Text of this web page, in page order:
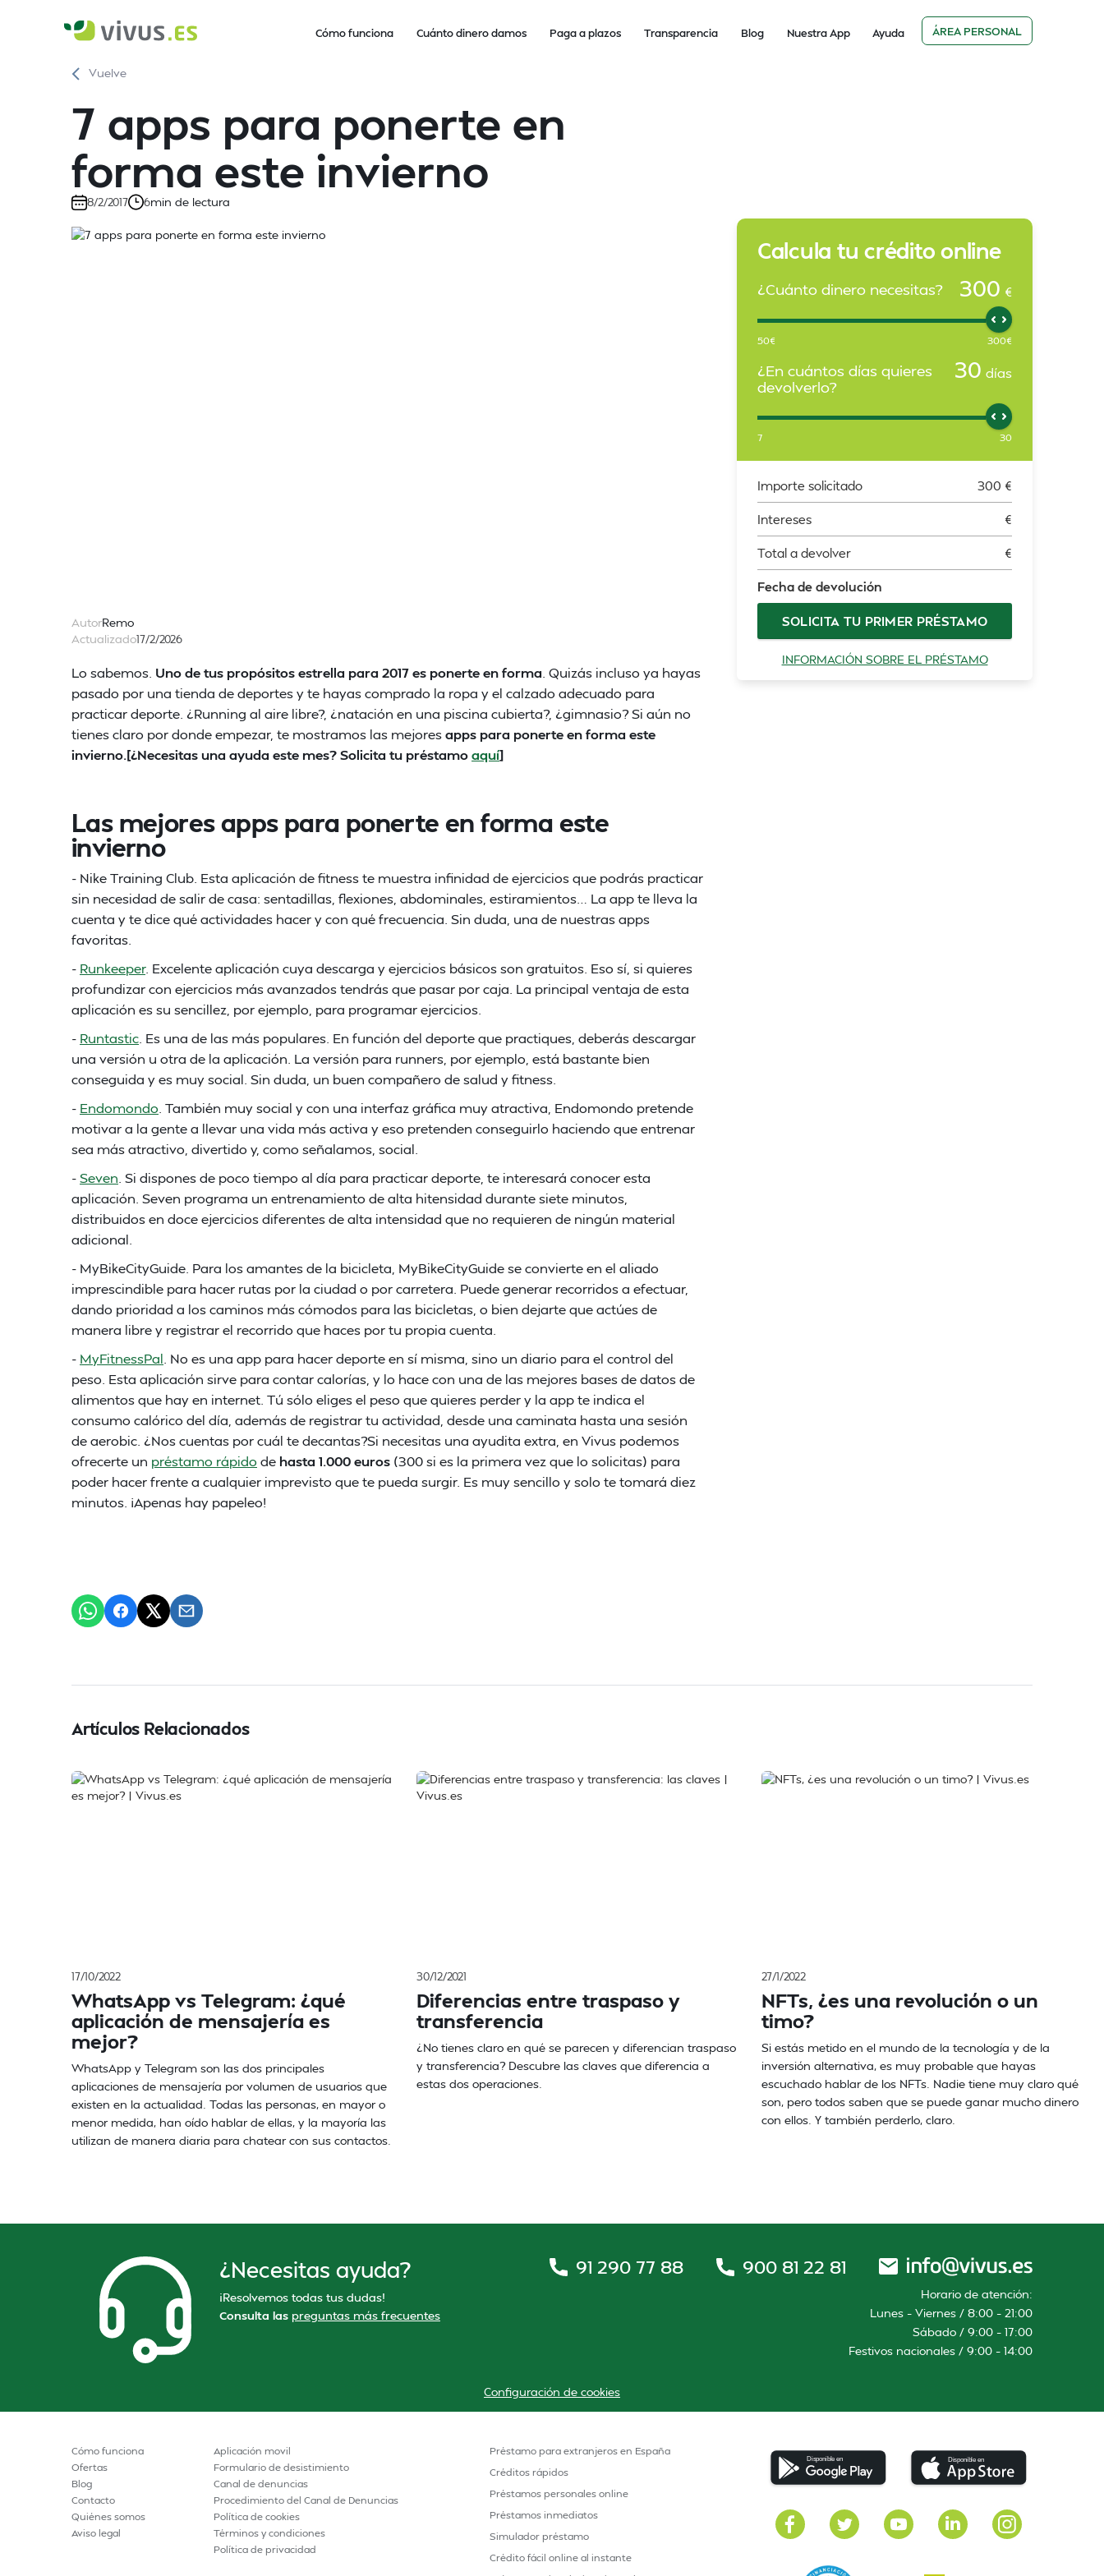
Cómo funciona Cuánto dinero damos Paga a plazos Transparencia Blog Nuestra App Ayuda ÁREA PERSONAL
Vuelve
7 apps para ponerte en
forma este invierno
8/2/2017 6min de lectura
AutorRemo
Actualizado17/2/2026
Lo sabemos. Uno de tus propósitos estrella para 2017 es ponerte en forma . Quizás incluso ya hayas
pasado por una tienda de deportes y te hayas comprado la ropa y el calzado adecuado para
practicar deporte. ¿Running al aire libre?, ¿natación en una piscina cubierta?, ¿gimnasio? Si aún no
tienes claro por donde empezar, te mostramos las mejoresapps para ponerte en forma este
invierno.[¿Necesitas una ayuda este mes? Solicita tu préstamoaquí]
Las mejores apps para ponerte en forma este
invierno
- Nike Training Club. Esta aplicación de fitness te muestra infinidad de ejercicios que podrás practicar
sin necesidad de salir de casa: sentadillas, flexiones, abdominales, estiramientos… La app te lleva la
cuenta y te dice qué actividades hacer y con qué frecuencia. Sin duda, una de nuestras apps
favoritas.
- Runkeeper. Excelente aplicación cuya descarga y ejercicios básicos son gratuitos. Eso sí, si quieres
profundizar con ejercicios más avanzados tendrás que pasar por caja. La principal ventaja de esta
aplicación es su sencillez, por ejemplo, para programar ejercicios.
- Runtastic . Es una de las más populares. En función del deporte que practiques, deberás descargar
una versión u otra de la aplicación. La versión para runners, por ejemplo, está bastante bien
conseguida y es muy social. Sin duda, un buen compañero de salud y fitness.
- Endomondo . También muy social y con una interfaz gráfica muy atractiva, Endomondo pretende
motivar a la gente a llevar una vida más activa y eso pretenden conseguirlo haciendo que entrenar
sea más atractivo, divertido y, como señalamos, social.
-Seven . Si dispones de poco tiempo al día para practicar deporte, te interesará conocer esta
aplicación. Seven programa un entrenamiento de alta hitensidad durante siete minutos,
distribuidos en doce ejercicios diferentes de alta intensidad que no requieren de ningún material
adicional.
- MyBikeCityGuide. Para los amantes de la bicicleta, MyBikeCityGuide se convierte en el aliado
imprescindible para hacer rutas por la ciudad o por carretera. Puede generar recorridos a efectuar,
dando prioridad a los caminos más cómodos para las bicicletas, o bien dejarte que actúes de
manera libre y registrar el recorrido que haces por tu propia cuenta.
- MyFitnessPal . No es una app para hacer deporte en sí misma, sino un diario para el control del
peso. Esta aplicación sirve para contar calorías, y lo hace con una de las mejores bases de datos de
alimentos que hay en internet. Tú sólo eliges el peso que quieres perder y la app te indica el
consumo calórico del día, además de registrar tu actividad, desde una caminata hasta una sesión
de aerobic. ¿Nos cuentas por cuál te decantas?Si necesitas una ayudita extra, en Vivus podemos
ofrecerte un préstamo rápido de hasta 1.000 euros (300 si es la primera vez que lo solicitas) para
poder hacer frente a cualquier imprevisto que te pueda surgir. Es muy sencillo y solo te tomará diez
minutos. ¡Apenas hay papeleo!
Calcula tu crédito online
¿Cuánto dinero necesitas? 300 €
50€ 300€
¿En cuántos días quieres
devolverlo?
30 días
7 30
Importe solicitado 300 €
Intereses €
Total a devolver €
Fecha de devolución
SOLICITA TU PRIMER PRÉSTAMO
INFORMACIÓN SOBRE EL PRÉSTAMO
Artículos Relacionados
17/10/2022
WhatsApp vs Telegram: ¿qué
aplicación de mensajería es
mejor?
WhatsApp y Telegram son las dos principales
aplicaciones de mensajería por volumen de usuarios que
existen en la actualidad. Todas las personas, en mayor o
menor medida, han oído hablar de ellas, y la mayoría las
utilizan de manera diaria para chatear con sus contactos.
30/12/2021
Diferencias entre traspaso y
transferencia
¿No tienes claro en qué se parecen y diferencian traspaso
y transferencia? Descubre las claves que diferencia a
estas dos operaciones.
27/1/2022
NFTs, ¿es una revolución o un
timo?
Si estás metido en el mundo de la tecnología y de la
inversión alternativa, es muy probable que hayas
escuchado hablar de los NFTs. Nadie tiene muy claro qué
son, pero todos saben que se puede ganar mucho dinero
con ellos. Y también perderlo, claro.
¿Necesitas ayuda?
¡Resolvemos todas tus dudas!
Consulta las preguntas más frecuentes
91 290 77 88 900 81 22 81
Horario de atención:
Lunes – Viernes / 8:00 – 21:00
Sábado / 9:00 – 17:00
Festivos nacionales / 9:00 – 14:00
Configuración de cookies
Cómo funciona
Ofertas
Blog
Contacto
Quiénes somos
Aviso legal
Aplicación movil
Formulario de desistimiento
Canal de denuncias
Procedimiento del Canal de Denuncias
Política de cookies
Términos y condiciones
Política de privacidad
Préstamo para extranjeros en España
Créditos rápidos
Préstamos personales online
Préstamos inmediatos
Simulador préstamo
Crédito fácil online al instante